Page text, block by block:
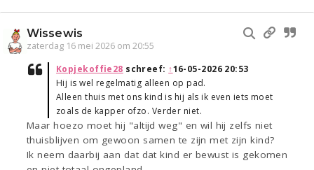
Wissewis
zaterdag 16 mei 2026 om 20:55
Kopjekoffie28 schreef: ↑16-05-2026 20:53
Hij is wel regelmatig alleen op pad.
Alleen thuis met ons kind is hij als ik even iets moet
zoals de kapper ofzo. Verder niet.
Maar hoezo moet hij "altijd weg" en wil hij zelfs niet
thuisblijven om gewoon samen te zijn met zijn kind?
Ik neem daarbij aan dat dat kind er bewust is gekomen